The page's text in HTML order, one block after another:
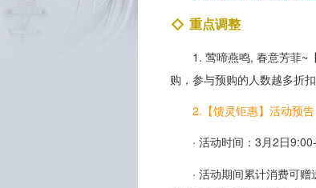
重点调整
1. 莺啼燕鸣, 春意芳菲~
购，参与预购的人数越多折
2.【馈灵钜惠】活动预告
· 活动时间：3月2日
· 活动期间累计消费可